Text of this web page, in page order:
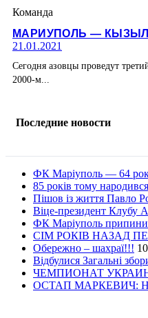
Команда
МАРИУПОЛЬ —
21.01.2021
Сегодня азовцы проведут
2000-м...
Последние новости
ФК Маріуполь — 64
85 років тому
Пішов із життя Павло
Віце-президент Клубу
ФК Маріуполь
СІМ РОКІВ НАЗАД
Обережно – шахраї!!!
Відбулися Загальні
ЧЕМПИОНАТ
ОСТАП МАРКЕВИЧ: